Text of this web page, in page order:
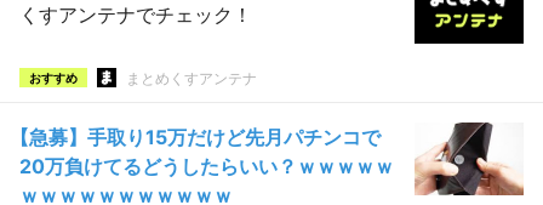
くすアンテナでチェック！
おすすめ まとめくすアンテナ
【急募】手取り15万だけど先月パチンコで
20万負けてるどうしたらいい？ｗｗｗｗｗ
ｗｗｗｗｗｗｗｗｗｗｗ